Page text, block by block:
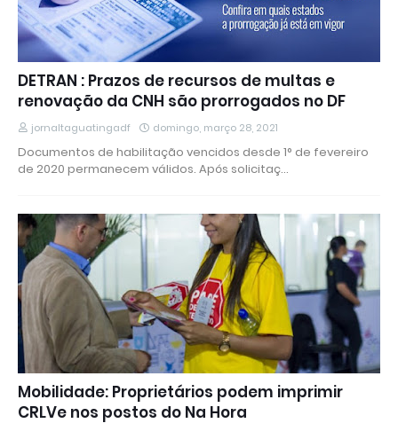
DETRAN : Prazos de recursos de multas e
renovação da CNH são prorrogados no DF
jornaltaguatingadf domingo, março 28, 2021
Documentos de habilitação vencidos desde 1° de fevereiro
de 2020 permanecem válidos. Após solicitaç…
Mobilidade: Proprietários podem imprimir
CRLVe nos postos do Na Hora